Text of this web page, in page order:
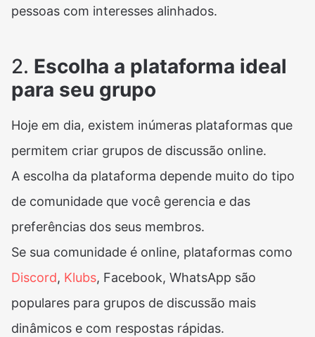
pessoas com interesses alinhados.
2. Escolha a plataforma ideal
para seu grupo
Hoje em dia, existem inúmeras plataformas que
permitem criar grupos de discussão online.
A escolha da plataforma depende muito do tipo
de comunidade que você gerencia e das
preferências dos seus membros.
Se sua comunidade é online, plataformas como
Discord, Klubs, Facebook, WhatsApp são
populares para grupos de discussão mais
dinâmicos e com respostas rápidas.